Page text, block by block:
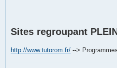
Sites regroupant
http://www.tutorom.fr/-->